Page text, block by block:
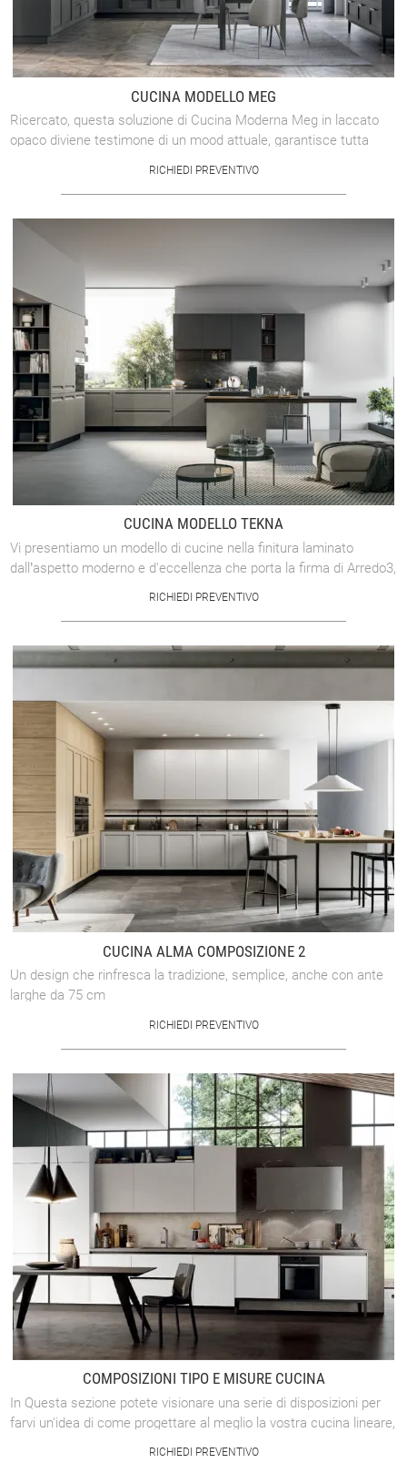
CUCINA MODELLO MEG
Ricercato, questa soluzione di Cucina Moderna Meg in laccato
opaco diviene testimone di un mood attuale, garantisce tutta
RICHIEDI PREVENTIVO
CUCINA MODELLO TEKNA
Vi presentiamo un modello di cucine nella finitura laminato
dall’aspetto moderno e d'eccellenza che porta la firma di Arredo3,
RICHIEDI PREVENTIVO
CUCINA ALMA COMPOSIZIONE 2
Un design che rinfresca la tradizione, semplice, anche con ante
larghe da 75 cm
RICHIEDI PREVENTIVO
COMPOSIZIONI TIPO E MISURE CUCINA
In Questa sezione potete visionare una serie di disposizioni per
farvi un'idea di come progettare al meglio la vostra cucina lineare,
RICHIEDI PREVENTIVO